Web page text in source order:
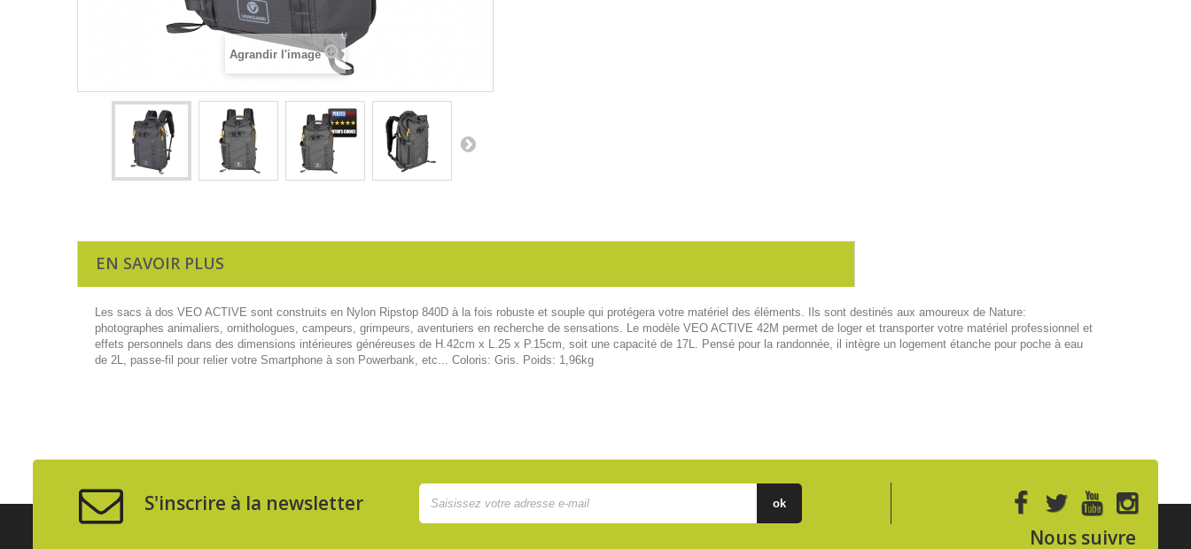
Agrandir l'image
EN SAVOIR PLUS
Les sacs à dos VEO ACTIVE sont construits en Nylon Ripstop 840D à la fois robuste et souple qui protégera votre matériel des éléments. Ils sont destinés aux amoureux de Nature:
photographes animaliers, ornithologues, campeurs, grimpeurs, aventuriers en recherche de sensations. Le modèle VEO ACTIVE 42M permet de loger et transporter votre matériel professionnel et
effets personnels dans des dimensions intérieures généreuses de H.42cm x L.25 x P.15cm, soit une capacité de 17L. Pensé pour la randonnée, il intègre un logement étanche pour poche à eau
de 2L, passe-fil pour relier votre Smartphone à son Powerbank, etc... Coloris: Gris. Poids: 1,96kg
S'inscrire à la newsletter ok
Nous suivre